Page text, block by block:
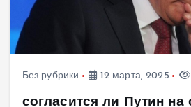
Без рубрики 12 марта, 2025
согласится ли Путин на